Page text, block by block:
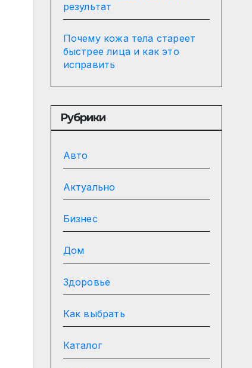
результат
Почему кожа тела стареет
быстрее лица и как это
исправить
Рубрики
Авто
Актуально
Бизнес
Дом
Здоровье
Как выбрать
Каталог